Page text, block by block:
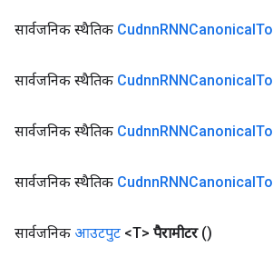
सार्वजनिक स्थैतिक CudnnRNNCanonicalTo
सार्वजनिक स्थैतिक CudnnRNNCanonicalTo
सार्वजनिक स्थैतिक CudnnRNNCanonicalTo
सार्वजनिक स्थैतिक CudnnRNNCanonicalTo
सार्वजनिक आउटपुट <T> पैरामीटर ()